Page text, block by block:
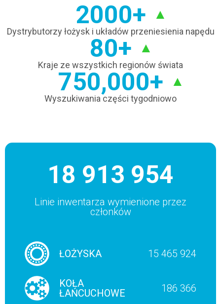
2000+
Dystrybutorzy łożysk i układów przeniesienia napędu
80+
Kraje ze wszystkich regionów świata
750,000+
Wyszukiwania części tygodniowo
18 913 954
Linie inwentarza wymienione przez
członków
ŁOŻYSKA 15 465 924
KOŁA
ŁAŃCUCHOWE
186 366